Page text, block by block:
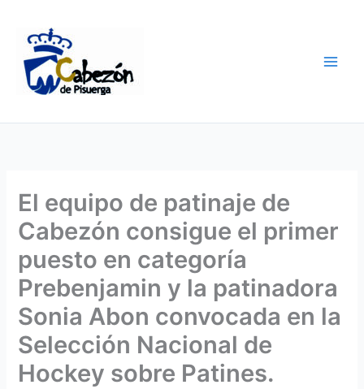
contenido
El equipo de patinaje de
Cabezón consigue el primer
puesto en categoría
Prebenjamin y la patinadora
Sonia Abon convocada en la
Selección Nacional de
Hockey sobre Patines.